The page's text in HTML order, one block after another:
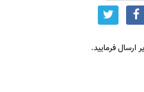
ارسال فرمایید.